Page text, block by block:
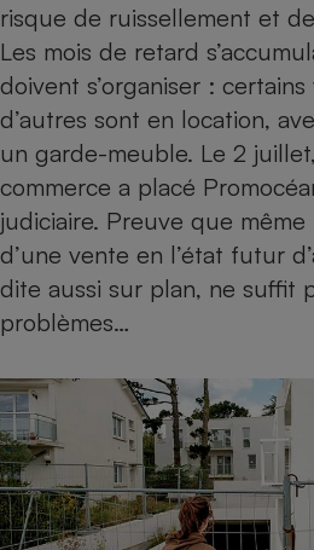
risque de ruissellement et
Les mois de retard
doivent s’organiser :
d’autres sont en location,
un garde-meuble. Le 2
commerce a placé
judiciaire. Preuve que
d’une vente en l’état futur
dite aussi sur plan, ne suffit
problèmes…